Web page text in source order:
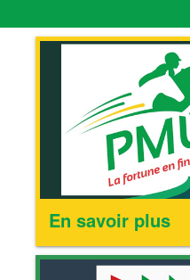
En savoir plus